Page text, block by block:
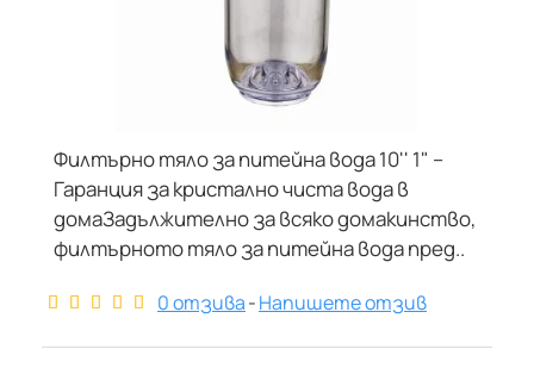
Филтърно тяло за питейна вода 10'' 1" –
Гаранция за кристално чиста вода в
домаЗадължително за всяко домакинство,
филтърното тяло за питейна вода пред..
0 отзива-Напишете отзив